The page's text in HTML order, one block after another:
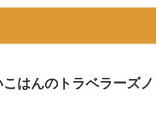
はんのトラベラーズノ